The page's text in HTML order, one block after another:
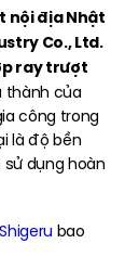
nội địa Nhật
Co., Ltd.
ray trượt
thành của
công trong
là độ bền
dụng hoàn
bao